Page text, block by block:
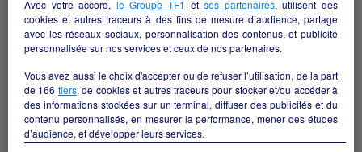
Avec votre accord, le Groupe TF1 etses partenaires, utilisent des
cookies et autres traceurs à des fins de mesure d’audience, partage
avec les réseaux sociaux, personnalisation des contenus, et publicité
personnalisée sur nos services et ceux de nos partenaires.
Vous avez aussi le choix d'accepter ou de refuser l’utilisation, de la part
de 166 tiers, de cookies et autres traceurs pour stocker et/ou accéder à
des informations stockées sur un terminal, diffuser des publicités et du
contenu personnalisés, en mesurer la performance, mener des études
d’audience, et développer leurs services.